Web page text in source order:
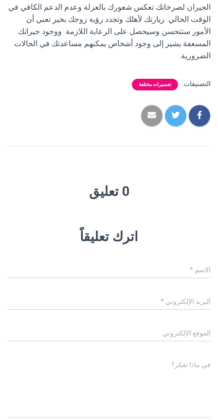
الجيران لصرخاتك تعكس شعورك بالعزلة وعدم الدعم الكافي في
الوقت الحالي. زيارتك لأهلك وتجدد رؤية زوجك بخير تعني أن
الأمور ستتحسن وسيحصل على الرعاية اللازمة. ووجود جيرانك
المسعفة يشير إلى وجود أشخاص يمكنهم مساعدتك في الحالات
الضرورية.
التصنيفات: تفسيرات مختلفة
0 تعليق
اترك تعليقاً
الاسم *
البريد الإلكتروني *
الموقع الإلكتروني
في ماذا تفكر؟